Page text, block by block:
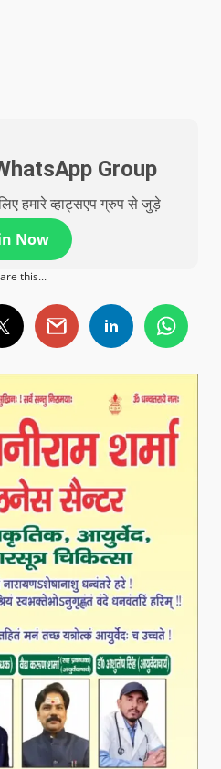
Group
हमारे व्हाट्सएप ग्रुप से जुड़े
Now
this...